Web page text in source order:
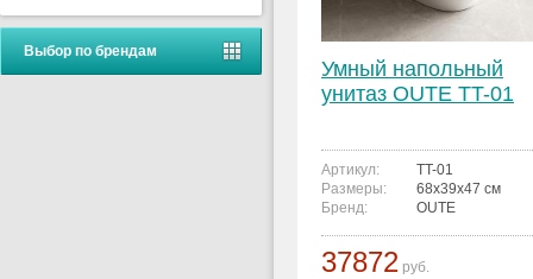
Выбор по брендам
Умный напольный
унитаз OUTE TT-01
Артикул:
TT-01
Размеры:
68x39x47 см
Бренд:
OUTE
37872 руб.